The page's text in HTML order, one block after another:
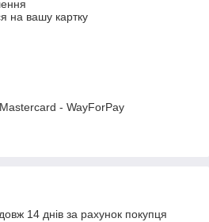
на вашу картку
- WayForPay
14 днів за рахунок покупця